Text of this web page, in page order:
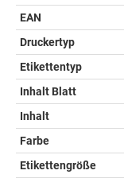
EAN
Druckertyp
Etikettentyp
Inhalt Blatt
Inhalt
Farbe
Etikettengröße